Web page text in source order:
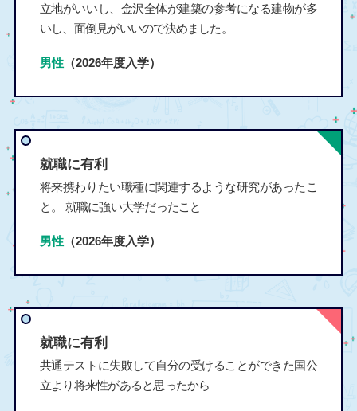
立地がいいし、金沢全体が建築の参考になる建物が多
いし、面倒見がいいので決めました。
男性（2026年度入学）
就職に有利
将来携わりたい職種に関連するような研究があったこ
と。 就職に強い大学だったこと
男性（2026年度入学）
就職に有利
共通テストに失敗して自分の受けることができた国公
立より将来性があると思ったから